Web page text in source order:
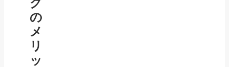
グ
の
メ
リ
ッ